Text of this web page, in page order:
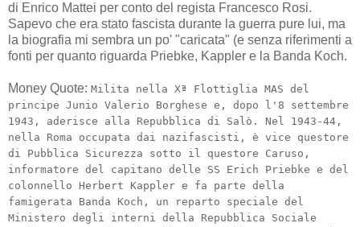
di Enrico Mattei per conto del regista Francesco Rosi.
Sapevo che era stato fascista durante la guerra pure lui, ma
la biografia mi sembra un po' "caricata" (e senza riferimenti a
fonti per quanto riguarda Priebke, Kappler e la Banda Koch.
Money Quote: Milita nella Xª Flottiglia MAS del
principe Junio Valerio Borghese e, dopo l'8 settembre
1943, aderisce alla Repubblica di Salò. Nel 1943-44,
nella Roma occupata dai nazifascisti, è vice questore
di Pubblica Sicurezza sotto il questore Caruso,
informatore del capitano delle SS Erich Priebke e del
colonnello Herbert Kappler e fa parte della
famigerata Banda Koch, un reparto speciale del
Ministero degli interni della Repubblica Sociale